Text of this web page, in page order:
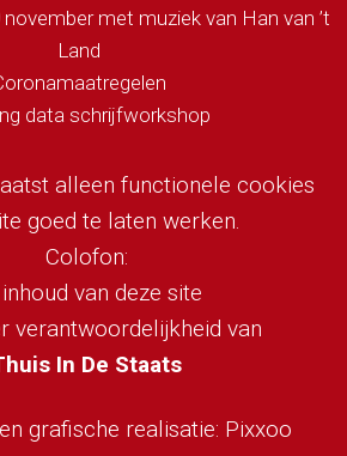
met muziek van Han van ’t
Land
data schrijfworkshop
alleen functionele cookies
goed te laten werken.
Colofon:
van deze site
verantwoordelijkheid van
In De Staats
grafische realisatie: Pixxoo